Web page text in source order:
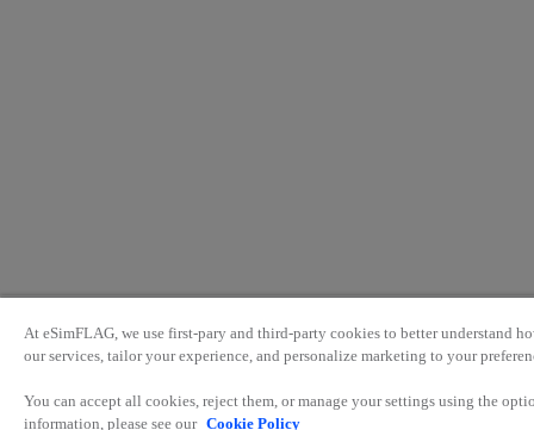
At eSimFLAG, we use first-pary and third-party cookies to better understand
our services, tailor your experience, and personalize marketing to your
You can accept all cookies, reject them, or manage your settings using the
information, please see our Cookie Policy